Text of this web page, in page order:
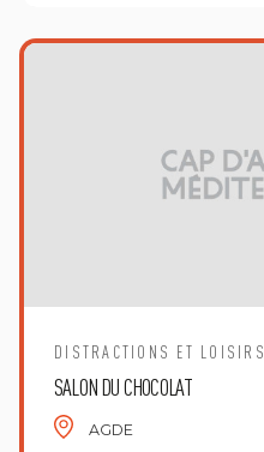
DISTRACTIONS ET LOISIRS
SALON DU CHOCOLAT
AGDE